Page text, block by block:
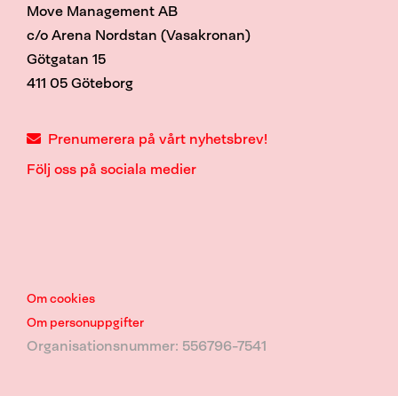
Move Management AB
c/o Arena Nordstan (Vasakronan)
Götgatan 15
411 05 Göteborg
Prenumerera på vårt nyhetsbrev!
Följ oss på sociala medier
Om cookies
Om personuppgifter
Organisationsnummer: 556796-7541